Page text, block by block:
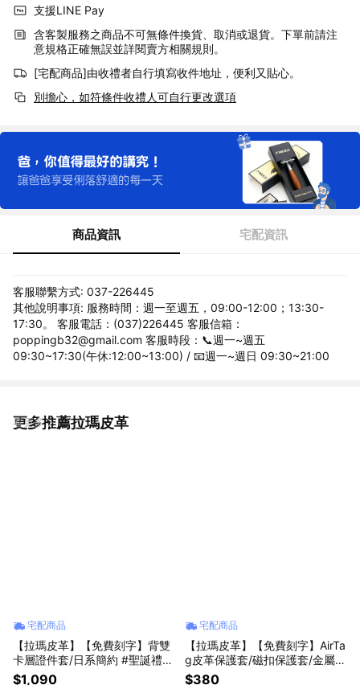
支援LINE Pay
含客製服務之商品不可無條件換貨、取消或退貨。下單前請注
意規格正確無誤並詳閱賣方相關規則。
[宅配商品]由收禮者自行填寫收件地址，便利又貼心。
別擔心，如符條件收禮人可自行更改選項
商品資訊 宅配資訊
客服聯繫方式: 037-226445
其他說明事項: 服務時間：週一至週五，09:00-12:00；13:30-
17:30。 客服電話：(037)226445 客服信箱：
poppingb32@gmail.com 客服時段：📞週一~週五
09:30~17:30(午休:12:00~13:00) / 📧週一~週日 09:30~21:00
更多推薦拉瑪皮革
看更多
宅配商品
【拉瑪皮革】【免費刻字】背雙
卡層證件套/日系簡約 #聖誕禮物
#生日禮物
$1,090
宅配商品
【拉瑪皮革】【免費刻字】AirTa
g皮革保護套/磁扣保護套/金屬鎖
扣款 #聖誕禮物 #生日禮物
$380